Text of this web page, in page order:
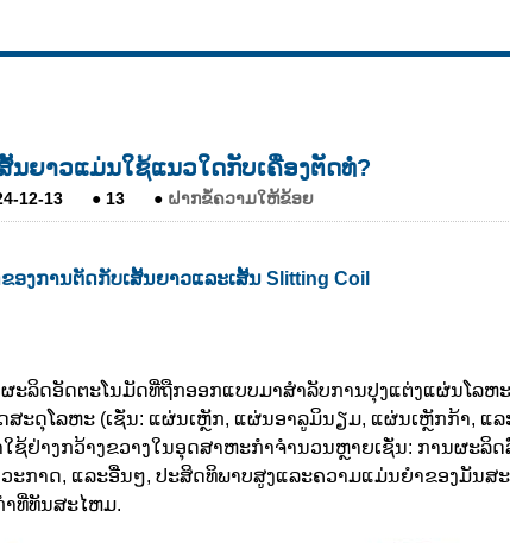
ນຍາວແມ່ນໃຊ້ແນວໃດກັບເຄື່ອງຕັດທໍ່?
12-13 ● 13 ● ຝາກຂໍ້ຄວາມໃຫ້ຂ້ອຍ
ອງ​ການ​ຕັດ​ກັບ​ເສັ້ນ​ຍາວ​ແລະ​ເສັ້ນ Slitting Coil
ະລິດອັດຕະໂນມັດທີ່ຖືກອອກແບບມາສໍາລັບການປຸງແຕ່ງແຜ່ນໂລຫ
ະດຸໂລຫະ (ເຊັ່ນ: ແຜ່ນເຫຼັກ, ແຜ່ນອາລູມິນຽມ, ແຜ່ນເຫຼັກກ້າ, ແລ
ຊ້ຢ່າງກວ້າງຂວາງໃນອຸດສາຫະກໍາຈໍານວນຫຼາຍເຊັ່ນ: ການຜະລິ
ະກາດ, ແລະອື່ນໆ, ປະສິດທິພາບສູງແລະຄວາມແມ່ນຍໍາຂອງມັນ
ທີ່ທັນສະໄຫມ.